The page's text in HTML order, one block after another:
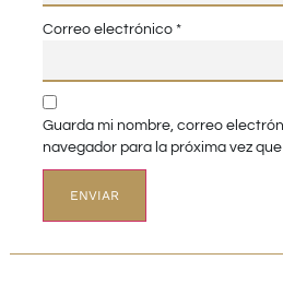
Correo electrónico *
Guarda mi nombre, correo
navegador para la próxima vez